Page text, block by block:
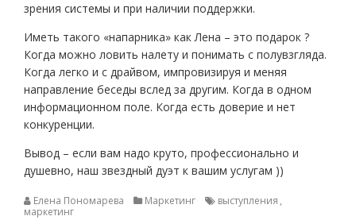
зрения системы и при наличии поддержки.
Иметь такого «напарника» как Лена – это подарок ?
Когда можно ловить налету и понимать с полувзгляда.
Когда легко и с драйвом, импровизируя и меняя
направление беседы вслед за другим. Когда в одном
информационном поле. Когда есть доверие и нет
конкуренции.
Вывод – если вам надо круто, профессионально и
душевно, наш звездный дуэт к вашим услугам ))
Елена Пономарева Маркетинг выступления ,
маркетинг